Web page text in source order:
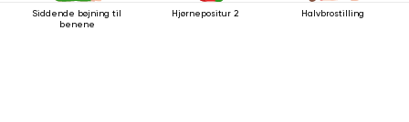
Siddende bøjning til
benene
Hjørnepositur 2 Halvbrostilling